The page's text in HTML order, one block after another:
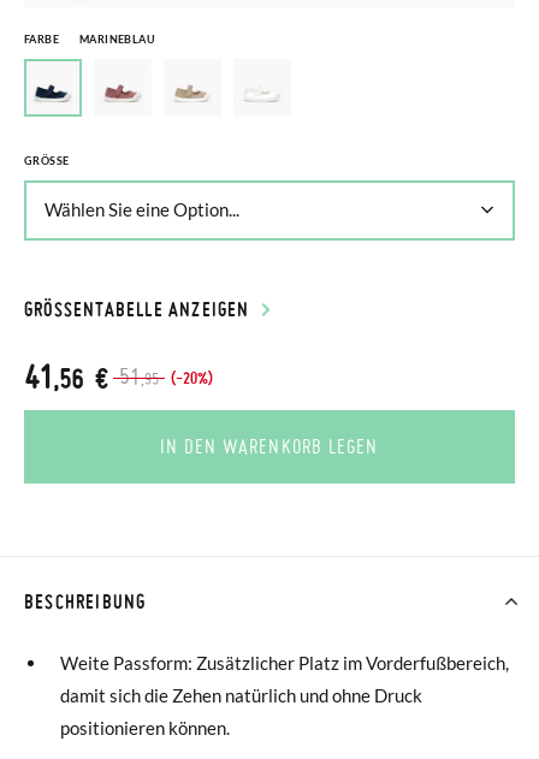
FARBE MARINEBLAU
GRÖSSE
GRÖSSENTABELLE ANZEIGEN
51,95 (-20%)
41,56 €
IN DEN WARENKORB LEGEN
BESCHREIBUNG
Weite Passform: Zusätzlicher Platz im Vorderfußbereich,
damit sich die Zehen natürlich und ohne Druck
positionieren können.